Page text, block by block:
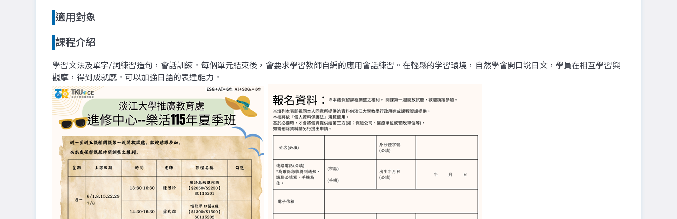
適用對象
課程介紹
學習文法及單字/詞練習造句，會話訓練。每個單元結束後，會要求學習教師自編的應用會話練習。在輕鬆的学習環境，自然學會開口說日文，學員在相互學習與
觀摩，得到成就感。可以加強日語的表達能力。